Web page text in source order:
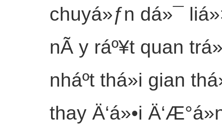
chuyá»ƒn dá»¯
nÃ y ráº¥t quan
nháº­t thá»i gian
thay Ä‘á»•i